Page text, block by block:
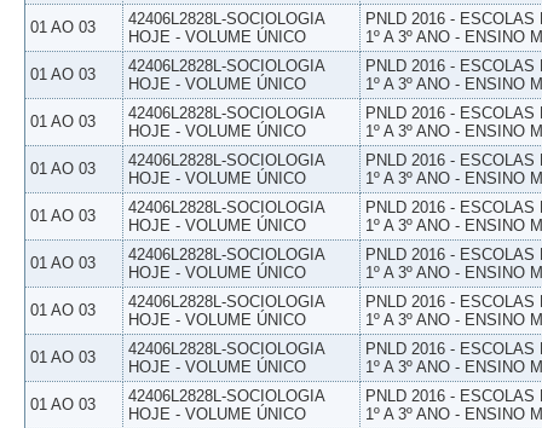
01 AO 03
42406L2828L-SOCIOLOGIA
HOJE - VOLUME ÚNICO
PNLD 2016 -
1º A 3º ANO - ENSINO
01 AO 03
42406L2828L-SOCIOLOGIA
HOJE - VOLUME ÚNICO
PNLD 2016 -
1º A 3º ANO - ENSINO
01 AO 03
42406L2828L-SOCIOLOGIA
HOJE - VOLUME ÚNICO
PNLD 2016 -
1º A 3º ANO - ENSINO
01 AO 03
42406L2828L-SOCIOLOGIA
HOJE - VOLUME ÚNICO
PNLD 2016 -
1º A 3º ANO - ENSINO
01 AO 03
42406L2828L-SOCIOLOGIA
HOJE - VOLUME ÚNICO
PNLD 2016 -
1º A 3º ANO - ENSINO
01 AO 03
42406L2828L-SOCIOLOGIA
HOJE - VOLUME ÚNICO
PNLD 2016 -
1º A 3º ANO - ENSINO
01 AO 03
42406L2828L-SOCIOLOGIA
HOJE - VOLUME ÚNICO
PNLD 2016 -
1º A 3º ANO - ENSINO
01 AO 03
42406L2828L-SOCIOLOGIA
HOJE - VOLUME ÚNICO
PNLD 2016 -
1º A 3º ANO - ENSINO
01 AO 03
42406L2828L-SOCIOLOGIA
HOJE - VOLUME ÚNICO
PNLD 2016 -
1º A 3º ANO - ENSINO